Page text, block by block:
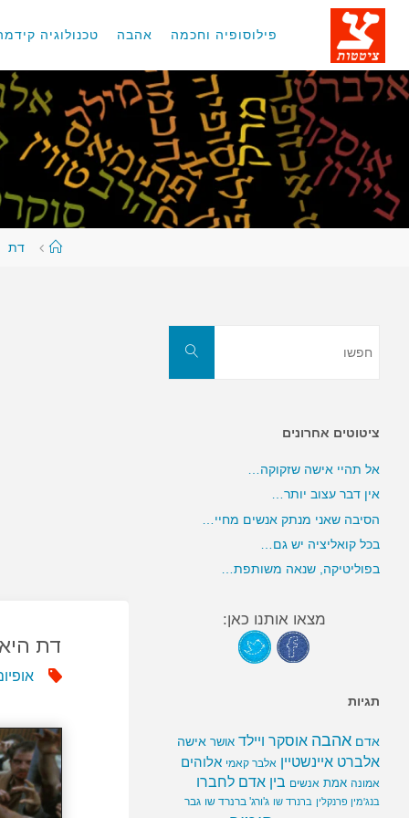
דלגו
פילוסופיה וחכמה אהבה טכנולוגיה
עמודדת
דת
חפשו
ציטוטים אחרונים
אל תהיי אישה שזקוקה…
אין דבר עצוב יותר…
הסיבה שאני מנתק אנשים מחיי…
בכל קואליציה יש גם…
בפוליטיקה, שנאה משותפת…
מצאו אותנו כאן:
תגיות
אדם אהבה אוסקר ויילד אושר אישה
אלברט איינשטיין אלבר קאמי אלוהים
אמונה אמת אנשים בין אדם לחברו
בנג'מין פרנקלין ברנרד שו ג'ורג' ברנרד שו גבר